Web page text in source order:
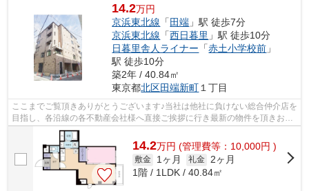
14.2万円
京浜東北線 「 田端 」駅 徒歩7分
京浜東北線 「西日暮里 」駅 徒歩10分
日暮里舎人ライナー 「赤土小学校前 」
駅 徒歩10分
築2年 / 40.84㎡
東京都北区田端新町 １丁目
ここまでご覧頂きありがとうございます♪当社は他社に負けない総合仲介店を
目指し、各沿線の各不動産会社様へ直接ご挨拶に行き最新の物件を頂きお客
様へ提供しております！最新の情報は...
14.2万円 (管理費等：10,000円 )
敷金 1ヶ月 礼金 2ヶ月
1階 / 1LDK / 40.84㎡